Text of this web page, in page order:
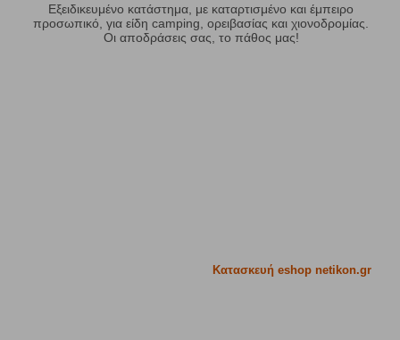
Εξειδικευμένο κατάστημα, με καταρτισμένο και έμπειρο
προσωπικό, για είδη camping, ορειβασίας και χιονοδρομίας.
Οι αποδράσεις σας, το πάθος μας!
Κατασκευή eshop netikon.gr